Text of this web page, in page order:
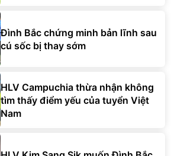
Đình Bắc chứng minh bản lĩnh sau
cú sốc bị thay sớm
HLV Campuchia thừa nhận không
tìm thấy điểm yếu của tuyển Việt
Nam